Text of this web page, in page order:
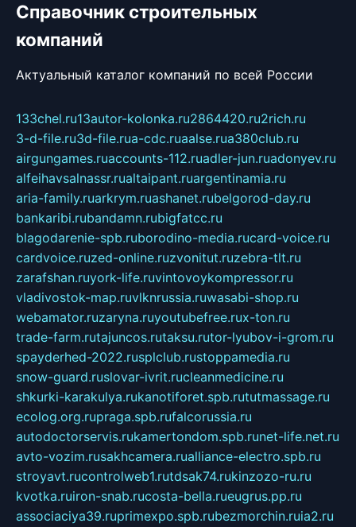
Справочник строительных
компаний
Актуальный каталог компаний по всей России
133chel.ru13autor-kolonka.ru2864420.ru2rich.ru
3-d-file.ru3d-file.rua-cdc.ruaalse.rua380club.ru
airgungames.ruaccounts-112.ruadler-jun.ruadonyev.ru
alfeihavsalnassr.rualtaipant.ruargentinamia.ru
aria-family.ruarkrym.ruashanet.rubelgorod-day.ru
bankaribi.rubandamn.rubigfatcc.ru
blagodarenie-spb.ruborodino-media.rucard-voice.ru
cardvoice.ruzed-online.ruzvonitut.ruzebra-tlt.ru
zarafshan.ruyork-life.ruvintovoykompressor.ru
vladivostok-map.ruvlknrussia.ruwasabi-shop.ru
webamator.ruzaryna.ruyoutubefree.rux-ton.ru
trade-farm.rutajuncos.rutaksu.rutor-lyubov-i-grom.ru
spayderhed-2022.rusplclub.rustoppamedia.ru
snow-guard.ruslovar-ivrit.rucleanmedicine.ru
shkurki-karakulya.rukanotiforet.spb.rututmassage.ru
ecolog.org.rupraga.spb.rufalcorussia.ru
autodoctorservis.rukamertondom.spb.runet-life.net.ru
avto-vozim.rusakhcamera.rualliance-electro.spb.ru
stroyavt.rucontrolweb1.rutdsak74.rukinzozo-ru.ru
kvotka.ruiron-snab.rucosta-bella.rueugrus.pp.ru
associaciya39.ruprimexpo.spb.rubezmorchin.ruia2.ru